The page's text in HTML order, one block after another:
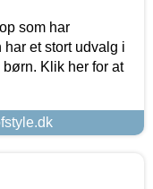
som har
et stort udvalg i
Klik her for at